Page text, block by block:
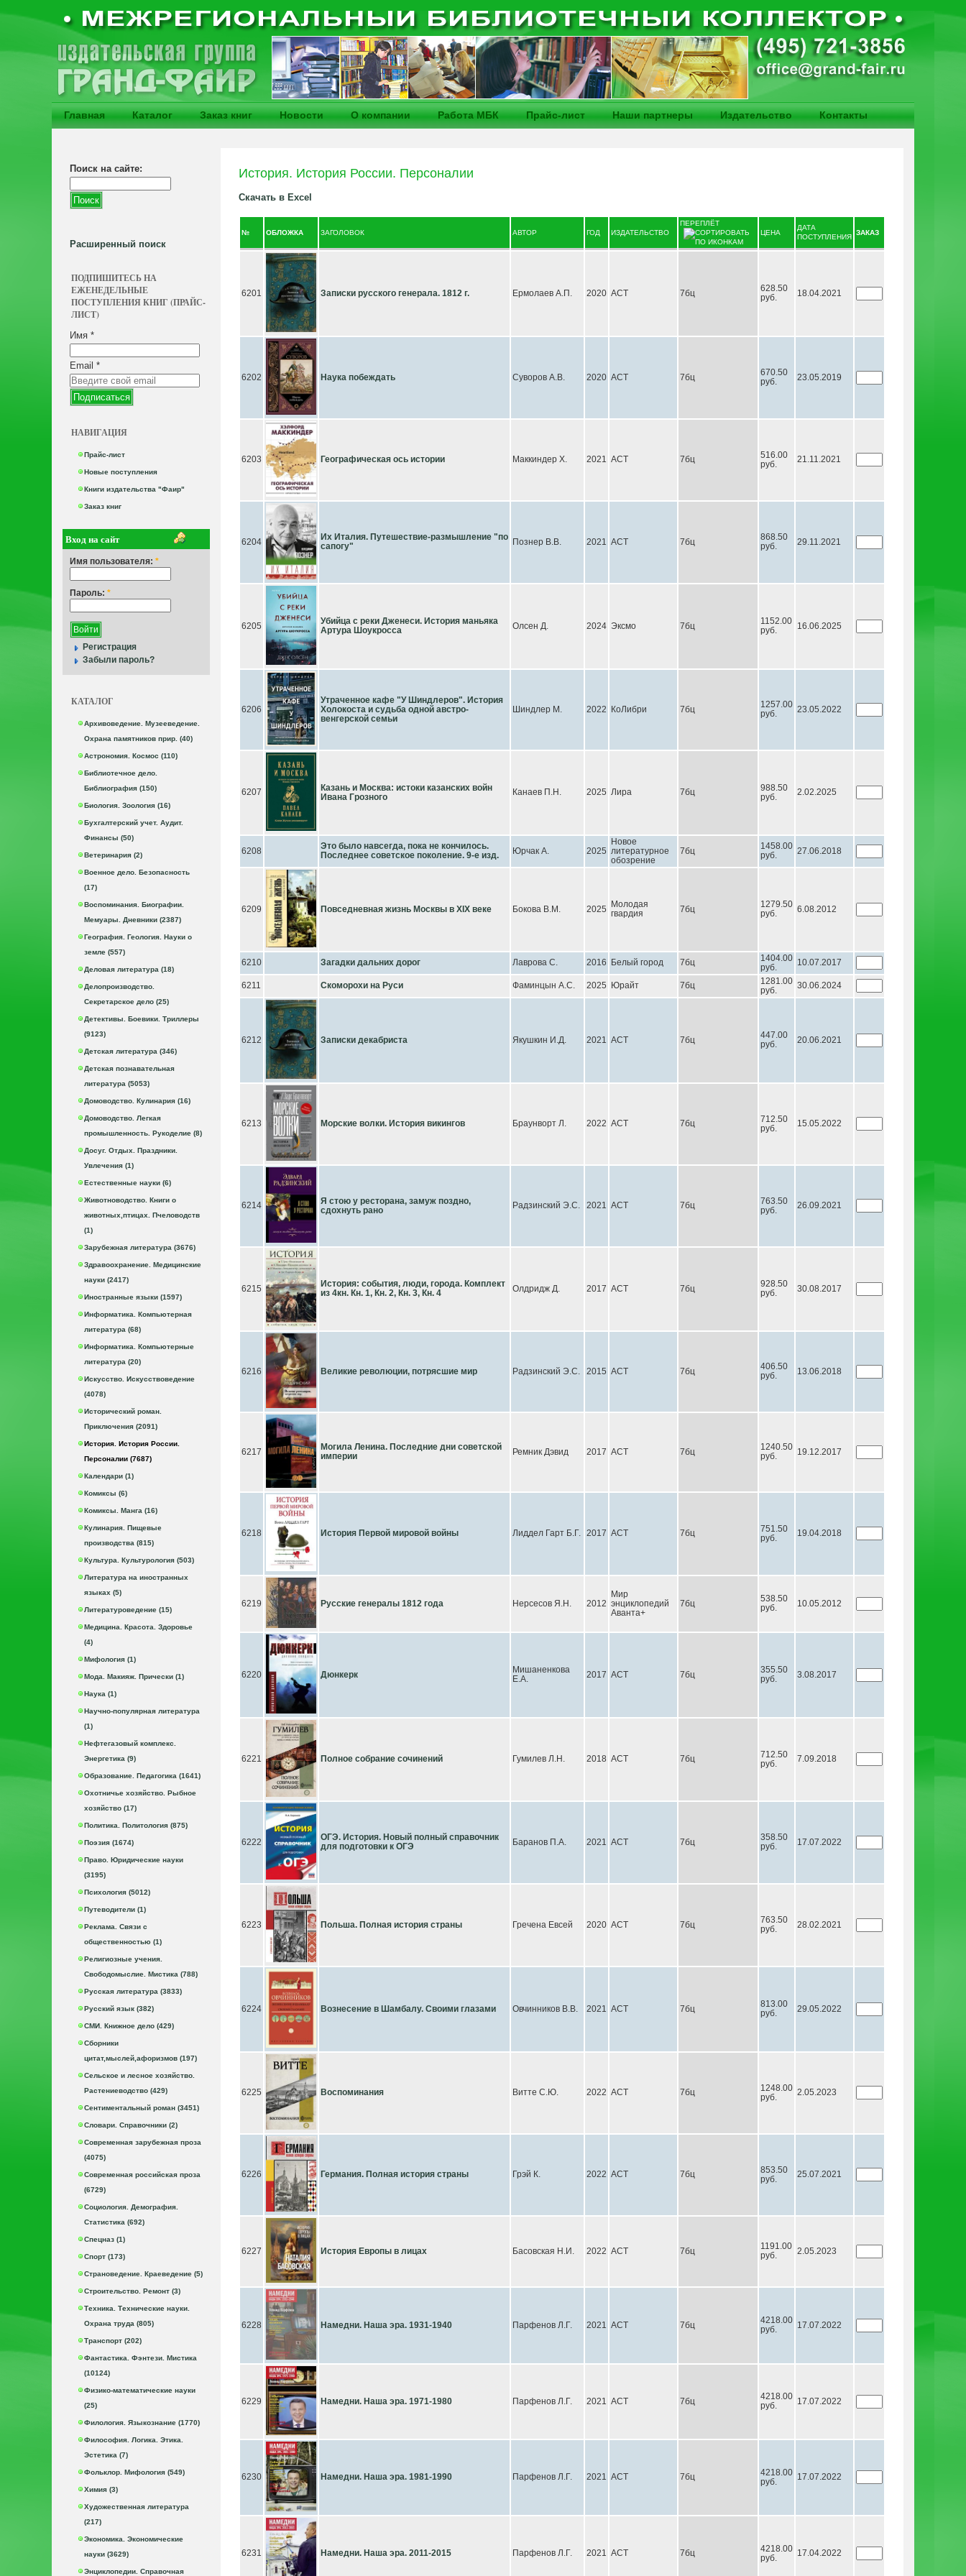
Главная Каталог Заказ книг Новости О компании Работа МБК Прайс-лист Наши партнеры Издательство Контакты
Поиск на сайте:
Расширенный поиск
ПОДПИШИТЕСЬ НА
ЕЖЕНЕДЕЛЬНЫЕ
ПОСТУПЛЕНИЯ КНИГ (ПРАЙС-
ЛИСТ)
Имя *
Email *
НАВИГАЦИЯ
Прайс-лист
Новые поступления
Книги издательства "Фаир"
Заказ книг
Вход на сайт
Имя пользователя: *
Пароль: *
Регистрация
Забыли пароль?
КАТАЛОГ
Архивоведение. Музееведение.
Охрана памятников прир. (40)
Астрономия. Космос (110)
Библиотечное дело.
Библиография (150)
Биология. Зоология (16)
Бухгалтерский учет. Аудит.
Финансы (50)
Ветеринария (2)
Военное дело. Безопасность
(17)
Воспоминания. Биографии.
Мемуары. Дневники (2387)
География. Геология. Науки о
земле (557)
Деловая литература (18)
Делопроизводство.
Секретарское дело (25)
Детективы. Боевики. Триллеры
(9123)
Детская литература (346)
Детская познавательная
литература (5053)
Домоводство. Кулинария (16)
Домоводство. Легкая
промышленность. Рукоделие (8)
Досуг. Отдых. Праздники.
Увлечения (1)
Естественные науки (6)
Животноводство. Книги о
животных,птицах. Пчеловодств
(1)
Зарубежная литература (3676)
Здравоохранение. Медицинские
науки (2417)
Иностранные языки (1597)
Информатика. Компьютерная
литература (68)
Информатика. Компьютерные
литература (20)
Искусство. Искусствоведение
(4078)
Исторический роман.
Приключения (2091)
История. История России.
Персоналии (7687)
Календари (1)
Комиксы (6)
Комиксы. Манга (16)
Кулинария. Пищевые
производства (815)
Культура. Культурология (503)
Литература на иностранных
языках (5)
Литературоведение (15)
Медицина. Красота. Здоровье
(4)
Мифология (1)
Мода. Макияж. Прически (1)
Наука (1)
Научно-популярная литература
(1)
Нефтегазовый комплекс.
Энергетика (9)
Образование. Педагогика (1641)
Охотничье хозяйство. Рыбное
хозяйство (17)
Политика. Политология (875)
Поэзия (1674)
Право. Юридические науки
(3195)
Психология (5012)
Путеводители (1)
Реклама. Связи с
общественностью (1)
Религиозные учения.
Свободомыслие. Мистика (788)
Русская литература (3833)
Русский язык (382)
СМИ. Книжное дело (429)
Сборники
цитат,мыслей,афоризмов (197)
Сельское и лесное хозяйство.
Растениеводство (429)
Сентиментальный роман (3451)
Словари. Справочники (2)
Современная зарубежная проза
(4075)
Современная российская проза
(6729)
Социология. Демография.
Статистика (692)
Спецназ (1)
Спорт (173)
Страноведение. Краеведение (5)
Строительство. Ремонт (3)
Техника. Технические науки.
Охрана труда (805)
Транспорт (202)
Фантастика. Фэнтези. Мистика
(10124)
Физико-математические науки
(25)
Филология. Языкознание (1770)
Философия. Логика. Этика.
Эстетика (7)
Фольклор. Мифология (549)
Химия (3)
Художественная литература
(217)
Экономика. Экономические
науки (3629)
Энциклопедии. Справочная
История. История России. Персоналии
Скачать в Excel
№ ОБЛОЖКА ЗАГОЛОВОК АВТОР ГОД ИЗДАТЕЛЬСТВО
ПЕРЕПЛЁТ
ЦЕНА
ДАТА
ПОСТУПЛЕНИЯ
ЗАКАЗ
6201 Записки русского генерала. 1812 г. Ермолаев А.П. 2020 АСТ 7бц
628.50
руб.
18.04.2021
6202 Наука побеждать Суворов А.В. 2020 АСТ 7бц
670.50
руб.
23.05.2019
6203 Географическая ось истории Маккиндер Х. 2021 АСТ 7бц
516.00
руб.
21.11.2021
6204
Их Италия. Путешествие-размышление "по
сапогу"
Познер В.В. 2021 АСТ 7бц
868.50
руб.
29.11.2021
6205
Убийца с реки Дженеси. История маньяка
Артура Шоукросса
Олсен Д. 2024 Эксмо 7бц
1152.00
руб.
16.06.2025
6206
Утраченное кафе "У Шиндлеров". История
Холокоста и судьба одной австро-
венгерской семьи
Шиндлер М. 2022 КоЛибри 7бц
1257.00
руб.
23.05.2022
6207
Казань и Москва: истоки казанских войн
Ивана Грозного
Канаев П.Н. 2025 Лира 7бц
988.50
руб.
2.02.2025
6208
Это было навсегда, пока не кончилось.
Последнее советское поколение. 9-е изд.
Юрчак А. 2025
Новое
литературное
обозрение
7бц
1458.00
руб.
27.06.2018
6209 Повседневная жизнь Москвы в XIX веке Бокова В.М. 2025
Молодая
гвардия
7бц
1279.50
руб.
6.08.2012
6210 Загадки дальних дорог Лаврова С. 2016 Белый город 7бц
1404.00
руб.
10.07.2017
6211 Скоморохи на Руси Фаминцын А.С. 2025 Юрайт 7бц
1281.00
руб.
30.06.2024
6212 Записки декабриста Якушкин И.Д. 2021 АСТ 7бц
447.00
руб.
20.06.2021
6213 Морские волки. История викингов Браунворт Л. 2022 АСТ 7бц
712.50
руб.
15.05.2022
6214
Я стою у ресторана, замуж поздно,
сдохнуть рано
Радзинский Э.С. 2021 АСТ 7бц
763.50
руб.
26.09.2021
6215
История: события, люди, города. Комплект
из 4кн. Кн. 1, Кн. 2, Кн. 3, Кн. 4
Олдридж Д. 2017 АСТ 7бц
928.50
руб.
30.08.2017
6216 Великие революции, потрясшие мир Радзинский Э.С. 2015 АСТ 7бц
406.50
руб.
13.06.2018
6217
Могила Ленина. Последние дни советской
империи
Ремник Дэвид 2017 АСТ 7бц
1240.50
руб.
19.12.2017
6218 История Первой мировой войны Лиддел Гарт Б.Г. 2017 АСТ 7бц
751.50
руб.
19.04.2018
6219 Русские генералы 1812 года Нерсесов Я.Н. 2012
Мир
энциклопедий
Аванта+
7бц
538.50
руб.
10.05.2012
6220 Дюнкерк
Мишаненкова
Е.А.
2017 АСТ 7бц
355.50
руб.
3.08.2017
6221 Полное собрание сочинений Гумилев Л.Н. 2018 АСТ 7бц
712.50
руб.
7.09.2018
6222
ОГЭ. История. Новый полный справочник
для подготовки к ОГЭ
Баранов П.А. 2021 АСТ 7бц
358.50
руб.
17.07.2022
6223 Польша. Полная история страны Гречена Евсей 2020 АСТ 7бц
763.50
руб.
28.02.2021
6224 Вознесение в Шамбалу. Своими глазами Овчинников В.В. 2021 АСТ 7бц
813.00
руб.
29.05.2022
6225 Воспоминания Витте С.Ю. 2022 АСТ 7бц
1248.00
руб.
2.05.2023
6226 Германия. Полная история страны Грэй К. 2022 АСТ 7бц
853.50
руб.
25.07.2021
6227 История Европы в лицах Басовская Н.И. 2022 АСТ 7бц
1191.00
руб.
2.05.2023
6228 Намедни. Наша эра. 1931-1940 Парфенов Л.Г. 2021 АСТ 7бц
4218.00
руб.
17.07.2022
6229 Намедни. Наша эра. 1971-1980 Парфенов Л.Г. 2021 АСТ 7бц
4218.00
руб.
17.07.2022
6230 Намедни. Наша эра. 1981-1990 Парфенов Л.Г. 2021 АСТ 7бц
4218.00
руб.
17.07.2022
6231 Намедни. Наша эра. 2011-2015 Парфенов Л.Г. 2021 АСТ 7бц
4218.00
руб.
17.04.2022